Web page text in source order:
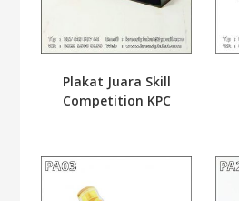
Plakat Juara Skill
Competition KPC